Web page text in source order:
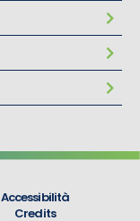
Accessibilità
Credits